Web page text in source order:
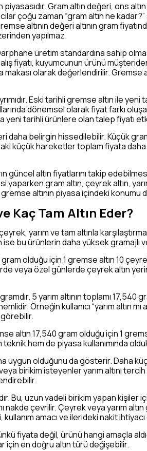
Gram altın değeri, ons
çoğu zaman “gram altın ne
altının değeri altının gram
yapılmaz.
üretim standardına sahip
fiyatı, kuyumcunun ürünü
olarak değerlendirilir. Gremse
Eski tarihli gremse altın ile yeni
dönemsel olarak fiyat farkı
yeni tarihli ürünlere olan talep fiyatı
belirgin hissedilebilir. Küçük
küçük hareketler toplam fiyata
güncel altın fiyatlarını takip
gram altın, çeyrek altın,
altının piyasa içindeki konumu
Kaç Tam Altın Eder?
yarım ve tam altınla
ise bu ürünlerin daha yüksek
olduğu için 1 gremse altın 10
veya özel günlerde çeyrek altın
5 yarım altının toplamı
Örneğin kullanıcı “yarım altın mı
altın 17,540 gram olduğu için 1
hem de piyasa kullanımında
uygun olduğunu da gösterir. Daha
birikim isteyenler yarım altını
Bu, uzun vadeli birikim yapan
çevrilir. Çeyrek veya yarım
amacı ve ilerideki nakit ihtiyacı
fiyata değil, ürünü hangi amaçla
için en doğru altın türü değişebilir.